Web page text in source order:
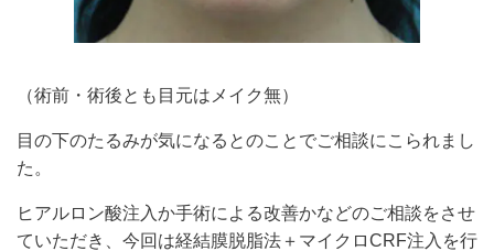
（術前・術後とも目元はメイク無）
目の下のたるみが気になるとのことでご相談にこられまし
た。
ヒアルロン酸注入か手術による改善かなどのご相談をさせ
ていただき、今回は経結膜脱脂法＋マイクロCRF注入を行